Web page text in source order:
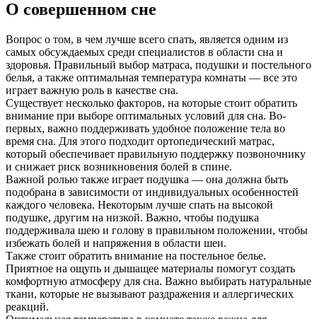
О совершенном сне
Вопрос о том, в чем лучше всего спать, является одним из
самых обсуждаемых среди специалистов в области сна и
здоровья. Правильный выбор матраса, подушки и постельного
белья, а также оптимальная температура комнаты — все это
играет важную роль в качестве сна.
Существует несколько факторов, на которые стоит обратить
внимание при выборе оптимальных условий для сна. Во-
первых, важно поддерживать удобное положение тела во
время сна. Для этого подходит ортопедический матрас,
который обеспечивает правильную поддержку позвоночнику
и снижает риск возникновения болей в спине.
Важной ролью также играет подушка — она должна быть
подобрана в зависимости от индивидуальных особенностей
каждого человека. Некоторым лучше спать на высокой
подушке, другим на низкой. Важно, чтобы подушка
поддерживала шею и голову в правильном положении, чтобы
избежать болей и напряжения в области шеи.
Также стоит обратить внимание на постельное белье.
Приятное на ощупь и дышащее материалы помогут создать
комфортную атмосферу для сна. Важно выбирать натуральные
ткани, которые не вызывают раздражения и аллергических
реакций.